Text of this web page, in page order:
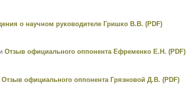
о научном руководителе Гришко В.В. (PDF)
и Отзыв официального оппонента Ефременко Е.Н. (PDF)
Отзыв официального оппонента Грязновой Д.В. (PDF)